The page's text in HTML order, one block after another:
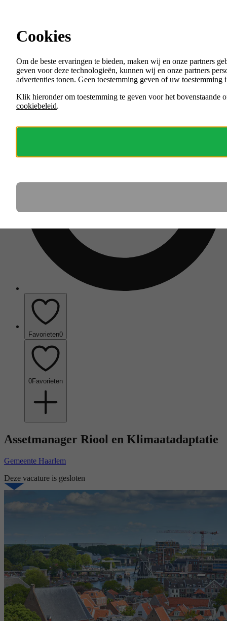
Menu
VACATURES
ORGANISATIES
Favorieten0
0Favorieten
Assetmanager Riool en Klimaatadaptatie
Gemeente Haarlem
Deze vacature is gesloten
Cookies
Om de beste ervaringen te bieden, maken wij en onze partners
geven voor deze technologieën, kunnen wij en onze partners
advertenties tonen. Geen toestemming geven of uw
Klik hieronder om toestemming te geven voor het bovenstaande
cookiebeleid.